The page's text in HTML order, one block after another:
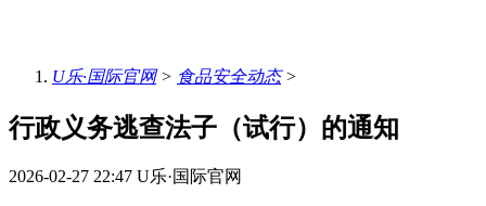
U乐·国际官网> 食品安全动态>
行政义务逃查法子（试行）的通知
2026-02-27 22:47 U乐·国际官网